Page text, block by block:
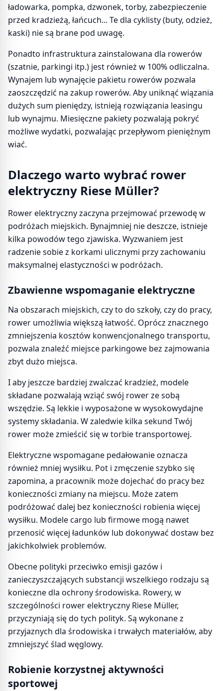
ładowarka, pompka, dzwonek, torby, zabezpieczenie
przed kradzieżą, łańcuch... Te dla cyklisty (buty, odzież,
kaski) nie są brane pod uwagę.
Ponadto infrastruktura zainstalowana dla rowerów
(szatnie, parkingi itp.) jest również w 100% odliczalna.
Wynajem lub wynajęcie pakietu rowerów pozwala
zaoszczędzić na zakup rowerów. Aby uniknąć wiązania
dużych sum pieniędzy, istnieją rozwiązania leasingu
lub wynajmu. Miesięczne pakiety pozwalają pokryć
możliwe wydatki, pozwalając przepływom pieniężnym
wiać.
Dlaczego warto wybrać rower
elektryczny Riese Müller?
Rower elektryczny zaczyna przejmować przewodę w
podróżach miejskich. Bynajmniej nie deszcze, istnieje
kilka powodów tego zjawiska. Wyzwaniem jest
radzenie sobie z korkami ulicznymi przy zachowaniu
maksymalnej elastyczności w podróżach.
Zbawienne wspomaganie elektryczne
Na obszarach miejskich, czy to do szkoły, czy do pracy,
rower umożliwia większą łatwość. Oprócz znacznego
zmniejszenia kosztów konwencjonalnego transportu,
pozwala znaleźć miejsce parkingowe bez zajmowania
zbyt dużo miejsca.
I aby jeszcze bardziej zwalczać kradzież, modele
składane pozwalają wziąć swój rower ze sobą
wszędzie. Są lekkie i wyposażone w wysokowydajne
systemy składania. W zaledwie kilka sekund Twój
rower może zmieścić się w torbie transportowej.
Elektryczne wspomagane pedałowanie oznacza
również mniej wysiłku. Pot i zmęczenie szybko się
zapomina, a pracownik może dojechać do pracy bez
konieczności zmiany na miejscu. Może zatem
podróżować dalej bez konieczności robienia więcej
wysiłku. Modele cargo lub firmowe mogą nawet
przenosić więcej ładunków lub dokonywać dostaw bez
jakichkolwiek problemów.
Obecne polityki przeciwko emisji gazów i
zanieczyszczających substancji wszelkiego rodzaju są
konieczne dla ochrony środowiska. Rowery, w
szczególności rower elektryczny Riese Müller,
przyczyniają się do tych polityk. Są wykonane z
przyjaznych dla środowiska i trwałych materiałów, aby
zmniejszyć ślad węglowy.
Robienie korzystnej aktywności
sportowej